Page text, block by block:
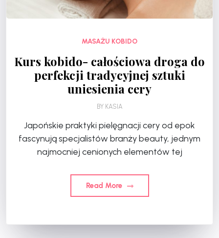
MASAŻU KOBIDO
Kurs kobido- całościowa droga do
perfekcji tradycyjnej sztuki
uniesienia cery
BY KASIA
Japońskie praktyki pielęgnacji cery od epok
fascynują specjalistów branży beauty, jednym
najmocniej cenionych elementów tej
Read More